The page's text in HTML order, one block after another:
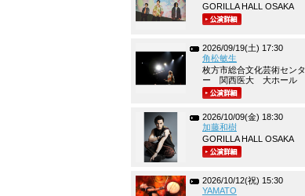
GORILLA HALL OSAKA
2026/09/19(土) 17:30
角松敏生
枚方市総合文化芸術センタ
ー 関西医大 大ホール
2026/10/09(金) 18:30
加藤和樹
GORILLA HALL OSAKA
2026/10/12(祝) 15:30
YAMATO